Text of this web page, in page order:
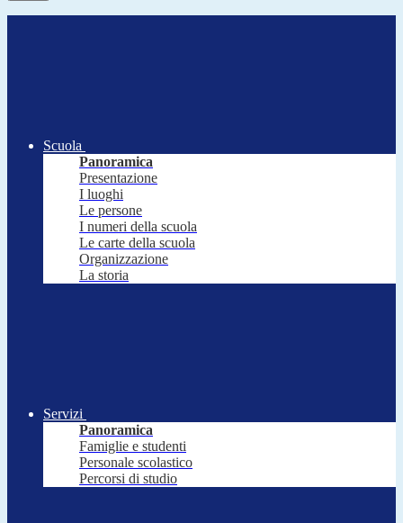
Scuola
Panoramica
Presentazione
I luoghi
Le persone
I numeri della scuola
Le carte della scuola
Organizzazione
La storia
Servizi
Panoramica
Famiglie e studenti
Personale scolastico
Percorsi di studio